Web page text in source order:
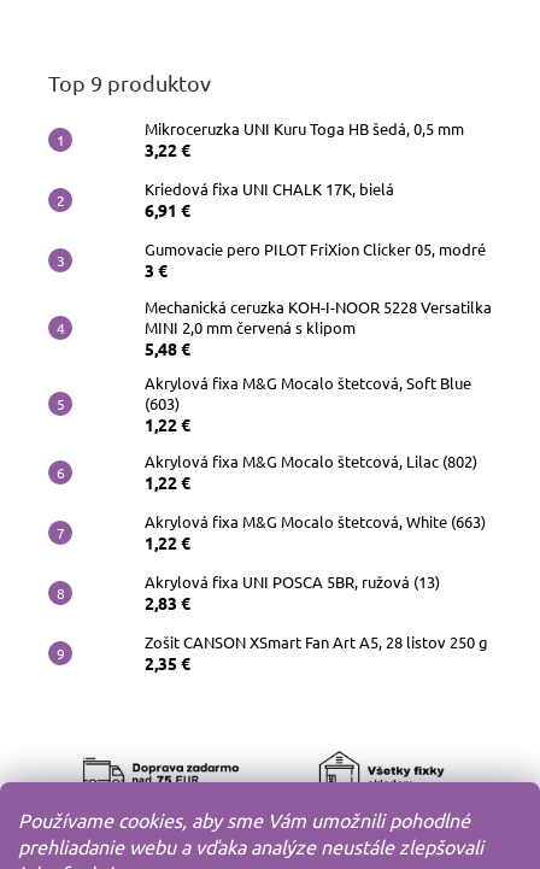
Používame cookies, aby sme Vám umožnili pohodlné
prehliadanie webu a vďaka analýze neustále zlepšovali
Top 9 produktov
Mikroceruzka UNI Kuru Toga HB šedá, 0,5 mm
3,22 €
Kriedová fixa UNI CHALK 17K, bielá
6,91 €
Gumovacie pero PILOT FriXion Clicker 05, modré
3 €
Mechanická ceruzka KOH-I-NOOR 5228 Versatilka
MINI 2,0 mm červená s klipom
5,48 €
Akrylová fixa M&G Mocalo štetcová, Soft Blue
(603)
1,22 €
Akrylová fixa M&G Mocalo štetcová, Lilac (802)
1,22 €
Akrylová fixa M&G Mocalo štetcová, White (663)
1,22 €
Akrylová fixa UNI POSCA 5BR, ružová (13)
2,83 €
Zošit CANSON XSmart Fan Art A5, 28 listov 250 g
2,35 €